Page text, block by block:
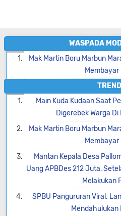
WASPADA
Mak Martin Boru Marbun
Main Kuda Kudaan Saat
Digerebek Warga
Mak Martin Boru Marbun
Mantan Kepala Desa
Uang APBDes 212 Juta,
Melakukan
SPBU Pangururan Viral.
Mendahulukan